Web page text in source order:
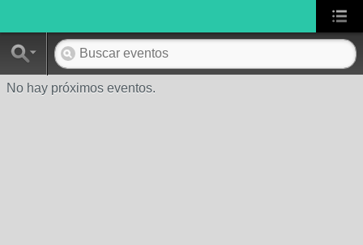
No hay próximos eventos.